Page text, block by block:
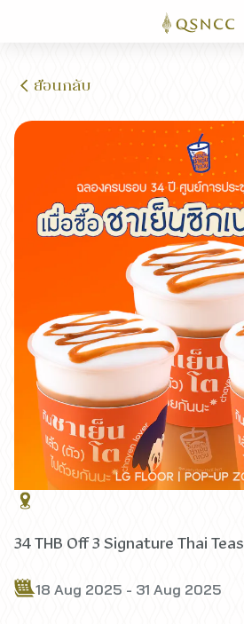
ย้อนกลับ
34 THB Off 3 Signature Thai Teas
18 Aug 2025 - 31 Aug 2025